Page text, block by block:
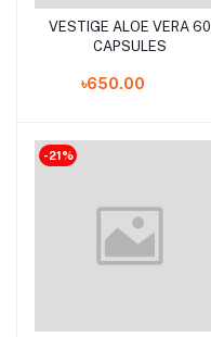
VESTIGE ALOE VERA 60
CAPSULES
৳650.00
-21%